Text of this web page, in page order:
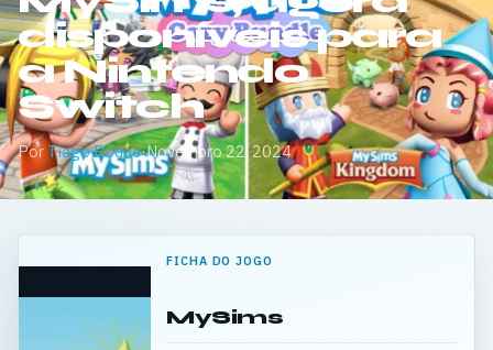
disponíveis para
a Nintendo
Switch
Por Tiago Roque·Novembro 22, 2024
FICHA DO JOGO
MySims